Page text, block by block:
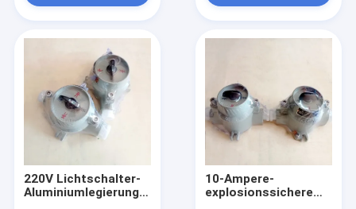
220V Lichtschalter-
Aluminiumlegierung
10-Ampere-
explosionssichere